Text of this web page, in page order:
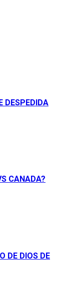
DESPEDIDA
CANADA?
DE DIOS DE